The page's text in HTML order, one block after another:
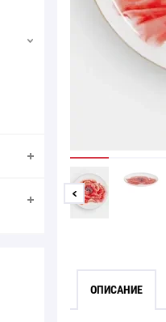
ОПИСАНИЕ